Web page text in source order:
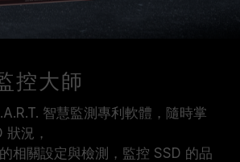
控大師
智慧監測專利軟體，隨時掌
況，
相關設定與檢測，監控 SSD 的品